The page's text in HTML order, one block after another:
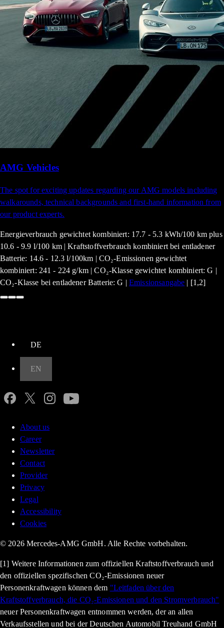
AMG Vehicles
The spot for exciting updates regarding our AMG models including
walkarounds, technical backgrounds and first-hand information from
our product experts.
Energieverbrauch gewichtet kombiniert: 17.7 - 5.3 kWh/100 km plus
10.6 - 9.9 l/100 km | Kraftstoffverbrauch kombiniert bei entladener
Batterie: 14.6 - 12.3 l/100km | CO₂-Emissionen gewichtet
kombiniert: 241 - 224 g/km | CO₂-Klasse gewichtet kombiniert: G |
CO₂-Klasse bei entladener Batterie: G |Emissionsangabe | [1,2]
DE
EN
About us
Career
Newsletter
Contact
Provider
Privacy
Legal
Accessibility
Cookies
© 2026 Mercedes-AMG GmbH. Alle Rechte vorbehalten.
[1] Weitere Informationen zum offiziellen Kraftstoffverbrauch und
den offiziellen spezifischen CO₂-Emissionen neuer
Personenkraftwagen können dem "Leitfaden über den
Kraftstoffverbrauch, die CO₂-Emissionen und den Stromverbrauch"
neuer Personenkraftwagen entnommen werden, der an allen
Verkaufsstellen und bei der Deutschen Automobil Treuhand GmbH